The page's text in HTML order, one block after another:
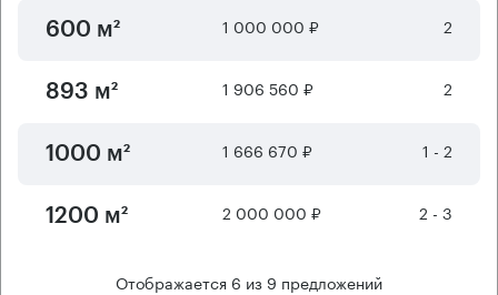
600 м² 1 000 000 ₽ 2
893 м² 1 906 560 ₽ 2
1000 м² 1 666 670 ₽ 1 - 2
1200 м² 2 000 000 ₽ 2 - 3
Отображается 6 из 9 предложений